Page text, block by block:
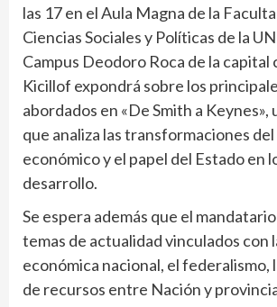
las 17 en el Aula Magna de la
Ciencias Sociales y Políticas de la
Campus Deodoro Roca de la
Kicillof expondrá sobre los
abordados en «De Smith a Keynes»,
que analiza las transformaciones
económico y el papel del Estado en
desarrollo.
Se espera además que el
temas de actualidad vinculados con
económica nacional, el federalismo,
de recursos entre Nación y